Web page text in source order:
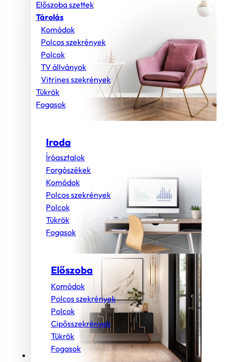
Előszoba szettek
Tárolás
Komódok
Polcos szekrények
Polcok
TV állványok
Vitrines szekrények
Tükrök
Fogasok
Iroda
Íróasztalok
Forgószékek
Komódok
Polcos szekrények
Polcok
Tükrök
Fogasok
Előszoba
Komódok
Polcos szekrények
Polcok
Cipősszekrények
Tükrök
Fogasok
Bútorcsaládok